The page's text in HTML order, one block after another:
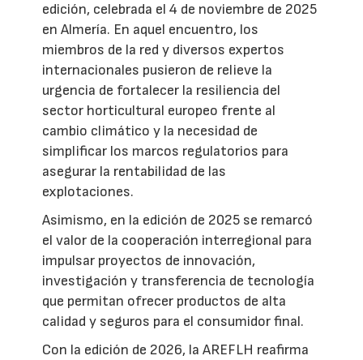
edición, celebrada el 4 de noviembre de 2025
en Almería. En aquel encuentro, los
miembros de la red y diversos expertos
internacionales pusieron de relieve la
urgencia de fortalecer la resiliencia del
sector horticultural europeo frente al
cambio climático y la necesidad de
simplificar los marcos regulatorios para
asegurar la rentabilidad de las
explotaciones.
Asimismo, en la edición de 2025 se remarcó
el valor de la cooperación interregional para
impulsar proyectos de innovación,
investigación y transferencia de tecnología
que permitan ofrecer productos de alta
calidad y seguros para el consumidor final.
Con la edición de 2026, la AREFLH reafirma